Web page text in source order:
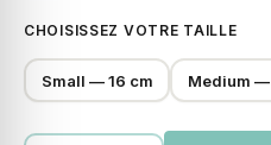
CHOISISSEZ VOTRE TAILLE
Small — 16 cm Medium —